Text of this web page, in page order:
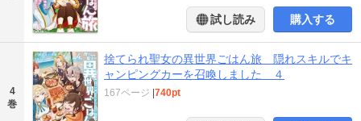
試し読み 購入する
4
巻
捨てられ聖女の異世界ごはん旅 隠れスキルでキ
ャンピングカーを召喚しました ４
167ページ |740pt